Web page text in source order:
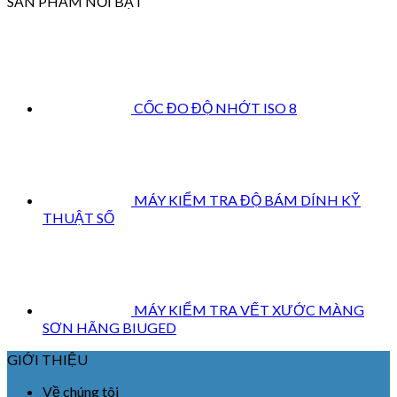
CỐC ĐO ĐỘ NHỚT ISO 8
MÁY KIỂM TRA ĐỘ BÁM DÍNH KỸ
THUẬT SỐ
MÁY KIỂM TRA VẾT XƯỚC MÀNG
SƠN HÃNG BIUGED
GIỚI THIỆU
Về chúng tôi